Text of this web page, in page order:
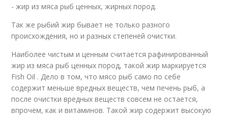
- жир из мяса рыб ценных, жирных пород.
Так же рыбий жир бывает не только разного
происхождения, но и разных степеней очистки.
Наиболее чистым и ценным считается рафинированный
жир из мяса рыб ценных пород, такой жир маркируется
Fish Oil . Дело в том, что мясо рыб само по себе
содержит меньше вредных веществ, чем печень рыб, а
после очистки вредных веществ совсем не остается,
впрочем, как и витаминов. Такой жир содержит высокую